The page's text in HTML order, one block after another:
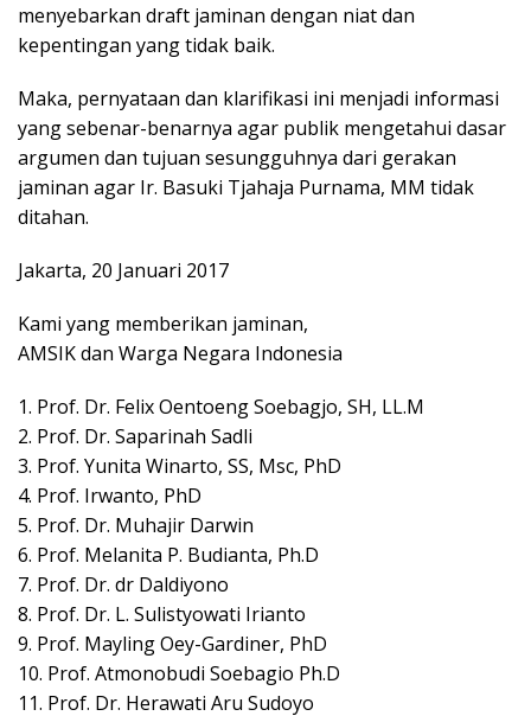
menyebarkan draft jaminan dengan niat dan
kepentingan yang tidak baik.
Maka, pernyataan dan klarifikasi ini menjadi informasi
yang sebenar-benarnya agar publik mengetahui dasar
argumen dan tujuan sesungguhnya dari gerakan
jaminan agar Ir. Basuki Tjahaja Purnama, MM tidak
ditahan.
Jakarta, 20 Januari 2017
Kami yang memberikan jaminan,
AMSIK dan Warga Negara Indonesia
1. Prof. Dr. Felix Oentoeng Soebagjo, SH, LL.M
2. Prof. Dr. Saparinah Sadli
3. Prof. Yunita Winarto, SS, Msc, PhD
4. Prof. Irwanto, PhD
5. Prof. Dr. Muhajir Darwin
6. Prof. Melanita P. Budianta, Ph.D
7. Prof. Dr. dr Daldiyono
8. Prof. Dr. L. Sulistyowati Irianto
9. Prof. Mayling Oey-Gardiner, PhD
10. Prof. Atmonobudi Soebagio Ph.D
11. Prof. Dr. Herawati Aru Sudoyo